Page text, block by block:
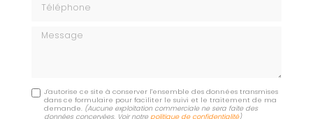
Message
J'autorise ce site à conserver l'ensemble des données transmises
dans ce formulaire pour faciliter le suivi et le traitement de ma
demande. (Aucune exploitation commerciale ne sera faite des
données concervées. Voir notrepolitique de confidentialité)